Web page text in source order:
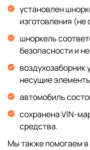
установлен
изготовления
шноркель
безопасности и
воздухозаборник
несущие
автомобиль
сохранена VIN-
средства.
Мы также помогаем в